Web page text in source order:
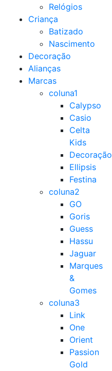
Relógios
Criança
Batizado
Nascimento
Decoração
Alianças
Marcas
coluna1
Calypso
Casio
Celta
Kids
Decoração
Ellipsis
Festina
coluna2
GO
Goris
Guess
Hassu
Jaguar
Marques
&
Gomes
coluna3
Link
One
Orient
Passion
Gold